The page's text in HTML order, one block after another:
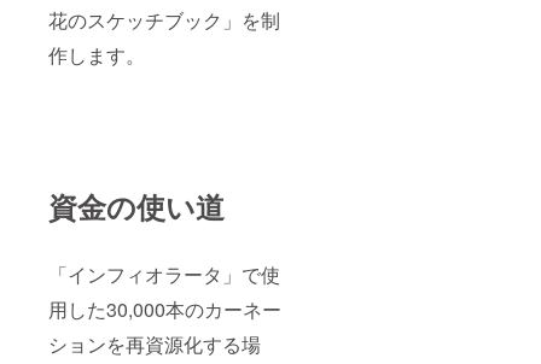
花のスケッチブック」を制
作します。
資金の使い道
「インフィオラータ」で使
用した30,000本のカーネー
ションを再資源化する場